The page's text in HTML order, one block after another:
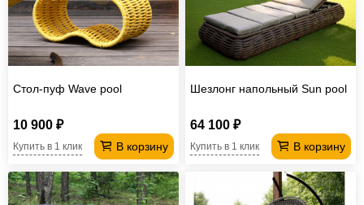
Стол-пуф Wave pool
10 900 ₽
В корзину
Купить в 1 клик
Шезлонг напольный Sun pool
64 100 ₽
В корзину
Купить в 1 клик